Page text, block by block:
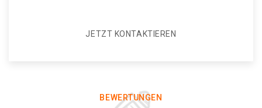
JETZT KONTAKTIEREN
BEWERTUNGEN